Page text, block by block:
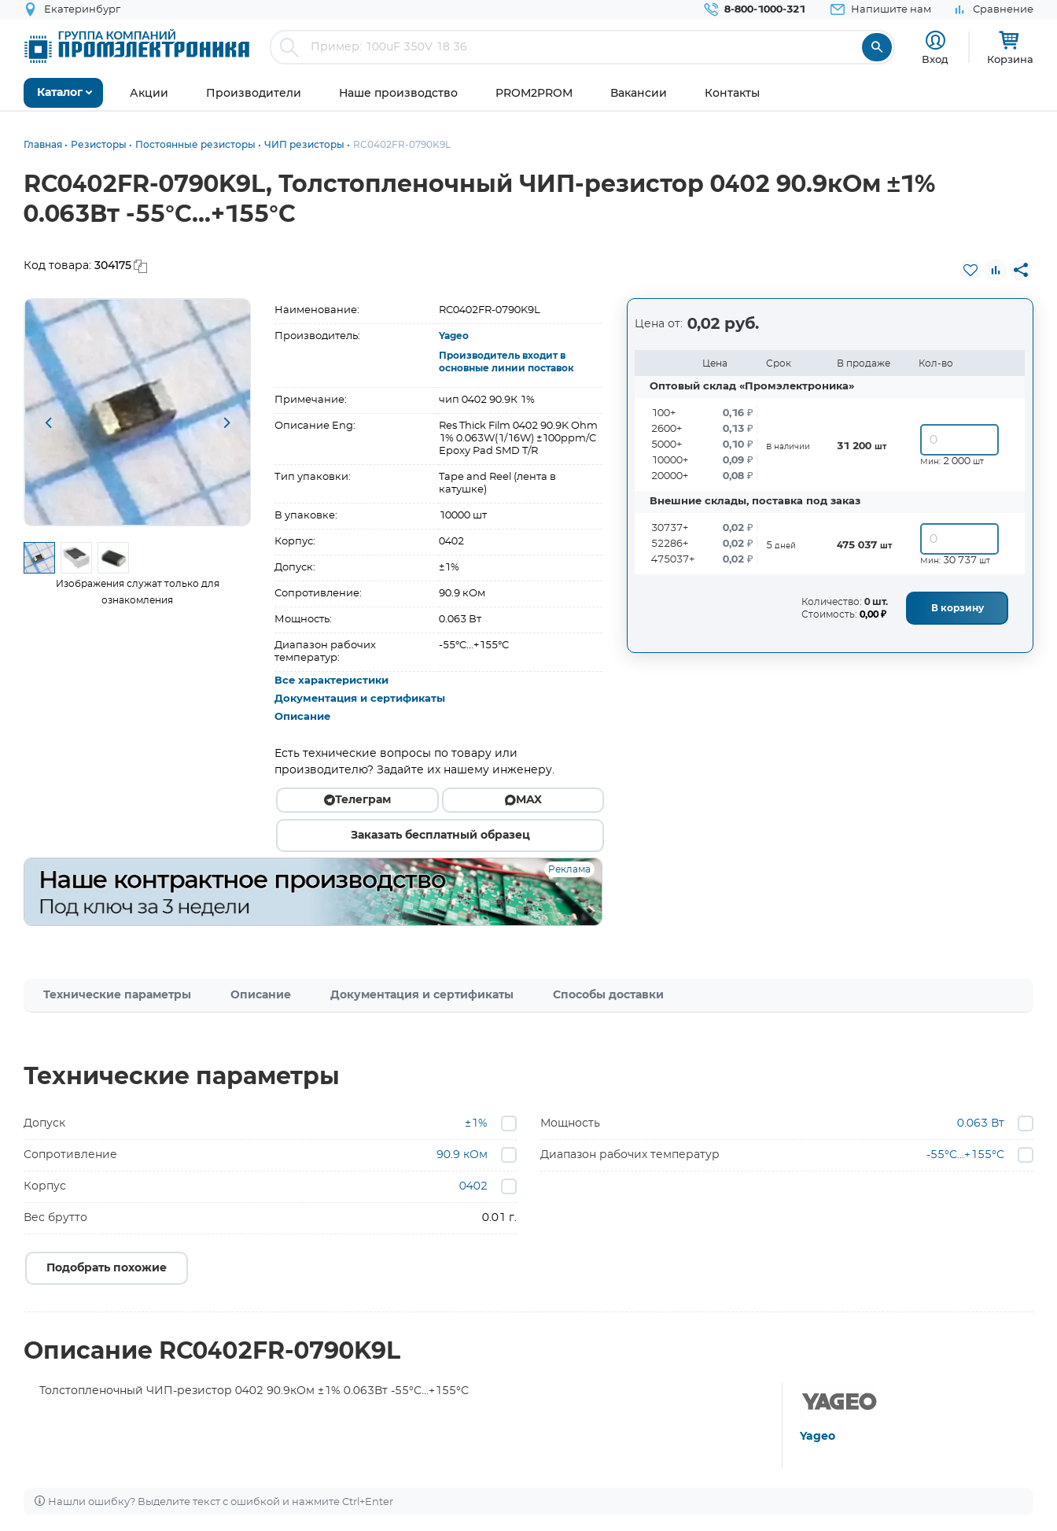
Екатеринбург 8-800-1000-321 Напишите нам Сравнение
Вход Корзина
Каталог Акции Производители Наше производство PROM2PROM Вакансии Контакты
Главная Резисторы Постоянные резисторы ЧИП резисторы RC0402FR-0790K9L
RC0402FR-0790K9L, Толстопленочный ЧИП-резистор 0402 90.9кОм ±1%
0.063Вт -55°С...+155°С
Код товара: 304175
Изображения служат только для
ознакомления
Наименование: RC0402FR-0790K9L
Производитель: Yageo
Производитель входит в
основные линии поставок
Примечание: чип 0402 90.9К 1%
Описание Eng:
Res Thick Film 0402 90.9K Ohm
1% 0.063W(1/16W) ±100ppm/C
Epoxy Pad SMD T/R
Тип упаковки:
Tape and Reel (лента в
катушке)
В упаковке: 10000 шт
Корпус: 0402
Допуск: ±1%
Сопротивление: 90.9 кОм
Мощность: 0.063 Вт
Диапазон рабочих
температур:
-55°C...+155°C
Все характеристики
Документация и сертификаты
Описание
Есть технические вопросы по товару или
производителю? Задайте их нашему инженеру.
Телеграм MAX
Заказать бесплатный образец
Реклама
Цена от: 0,02 руб.
Цена Срок В продаже Кол-во
Оптовый склад «Промэлектроника»
100+
2600+
5000+
10000+
20000+
0,16 ₽
0,13 ₽
0,10 ₽
0,09 ₽
0,08 ₽
В наличии 31 200 шт
Мин: 2 000 шт
Внешние склады, поставка под заказ
30737+
52286+
475037+
0,02 ₽
0,02 ₽
0,02 ₽
5 дней 475 037 шт
Мин: 30 737 шт
Количество: 0 шт.
Стоимость: 0,00 ₽
В корзину
Технические параметры Описание Документация и сертификаты Способы доставки
Технические параметры
Допуск ±1%
Сопротивление 90.9 кОм
Мощность 0.063 Вт
Диапазон рабочих температур -55°C...+155°C
Корпус 0402
Вес брутто 0.01 г.
Подобрать похожие
Описание RC0402FR-0790K9L
Толстопленочный ЧИП-резистор 0402 90.9кОм ±1% 0.063Вт -55°С...+155°С
Yageo
Нашли ошибку? Выделите текст с ошибкой и нажмите Ctrl+Enter